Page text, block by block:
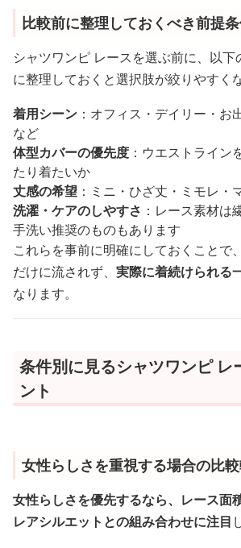
比較前に整理しておくべき前提
シャツワンピ レースを選ぶ前に、以下
に整理しておくと選択肢が絞りやすく
着用シーン ：オフィス・デイリー・お
など
体型カバーの優先度 ：ウエストライン
たり着たいか
丈感の希望 ：ミニ・ひざ丈・ミモレ・
洗濯・ケアのしやすさ ：レース素材は
手洗い推奨のものもあります
これらを事前に明確にしておくことで
だけに流されず、 実際に着続けられる
なります。
条件別に見るシャツワンピ レ
ント
女性らしさを重視する場合の比
女性らしさを優先するなら、レース面
レアシルエットとの組み合わせに注目